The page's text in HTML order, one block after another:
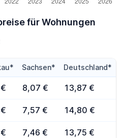
für Wohnungen
Sachsen* Deutschland*
8,07 € 13,87 €
7,57 € 14,80 €
7,46 € 13,75 €